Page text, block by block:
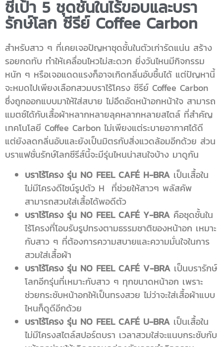
ชี้เป้า 5 ชุดชั้นในไร้ขอบและบรา
รักษ์โลก ซีรีย์ Coffee Carbon
สำหรับสาว ๆ ที่เคยเจอปัญหาชุดชั้นในตัวเก่ารัดแน่น สร้าง
รอยกดทับ ทำให้เคลื่อนไหวไม่สะดวก ยิ่งวันไหนมีกิจกรรม
หนัก ๆ หรือเจอแดดแรงก็อาจเกิดกลิ่นอับชื้นได้ แต่ปัญหานี้
จะหมดไปเพียงเลือกสวมบราไร้โครง ซีรีย์ Coffee Carbon
ซึ่งถูกออกแบบมาให้ใส่สบาย ไม่อึดอัดหน้าอกหน้าใจ สามารถ
แมตซ์ได้กับเสื้อผ้าหลากหลายลุคหลากหลายสไตล์ ที่สำคัญ
เทคโนโลยี Coffee Carbon ไม่เพียงแต่ระบายอากาศได้ดี
แต่ยังลดกลิ่นอับและยังเป็นมิตรกับสิ่งแวดล้อมอีกด้วย ส่วน
บราแฟชั่นรักษ์โลกซีรีส์นี้จะมีรุ่นไหนน่าสนใจบ้าง มาดูกัน
บราไร้โครง รุ่น NO FEEL CAFÉ H-BRA เป็นเสื้อใน
ไม่มีโครงดีไซน์รูปตัว H ที่ช่วยให้สาวๆ พลัสคัพ
สามารถสวมใส่เสื้อได้พอดีตัว
บราไร้โครง รุ่น NO FEEL CAFÉ Y-BRA คือชุดชั้นใน
ไร้โครงที่โอบรับรูปทรงตามธรรมชาติของหน้าอก เหมาะ
กับสาว ๆ ที่ต้องการความสบายและความมั่นใจในการ
สวมใส่เสื้อผ้า
บราไร้โครง รุ่น NO FEEL CAFÉ V-BRA เป็นบรารักษ์
โลกอีกรุ่นที่เหมาะกับสาว ๆ ทุกขนาดหน้าอก เพราะ
ช่วยกระชับหน้าอกให้เป็นทรงสวย ไม่ว่าจะใส่เสื้อผ้าแบบ
ไหนก็ดูดีอีกด้วย
บราไร้โครง รุ่น NO FEEL CAFÉ U-BRA เป็นเสื้อใน
ไม่มีโครงสไตล์สปอร์ตบรา เวลาสวมใส่จะแนบกระชับกับ